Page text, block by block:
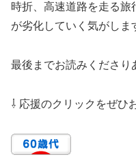
時折、高速道路を走る
が劣化していく気がしま
最後までお読みくださり
⇩ 応援のクリックをぜひ